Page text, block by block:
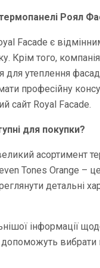
Роял
Facade є
Крім того,
для утеплення
професійну
сайт Royal Facade.
для покупки?
асортимент
Tones Orange –
детальні
інформації
допоможуть